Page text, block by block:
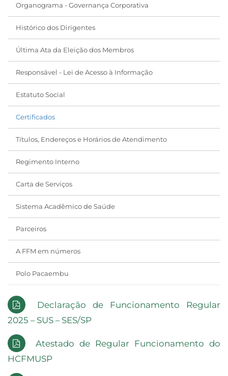
Organograma - Governança Corporativa
Histórico dos Dirigentes
Última Ata da Eleição dos Membros
Responsável - Lei de Acesso à Informação
Estatuto Social
Certificados
Títulos, Endereços e Horários de Atendimento
Regimento Interno
Carta de Serviços
Sistema Acadêmico de Saúde
Parceiros
A FFM em números
Polo Pacaembu
Declaração de Funcionamento Regular
2025 – SUS – SES/SP
Atestado de Regular Funcionamento do
HCFMUSP